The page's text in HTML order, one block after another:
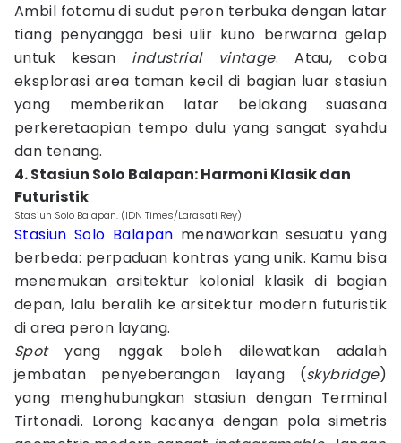
Ambil fotomu di sudut peron terbuka dengan latar
tiang penyangga besi ulir kuno berwarna gelap
untuk kesan industrial vintage. Atau, coba
eksplorasi area taman kecil di bagian luar stasiun
yang memberikan latar belakang suasana
perkeretaapian tempo dulu yang sangat syahdu
dan tenang.
4. Stasiun Solo Balapan: Harmoni Klasik dan
Futuristik
Stasiun Solo Balapan. (IDN Times/Larasati Rey)
Stasiun Solo Balapan menawarkan sesuatu yang
berbeda: perpaduan kontras yang unik. Kamu bisa
menemukan arsitektur kolonial klasik di bagian
depan, lalu beralih ke arsitektur modern futuristik
di area peron layang.
Spotyang nggak boleh dilewatkan adalah
jembatan penyeberangan layang (skybridge)
yang menghubungkan stasiun dengan Terminal
Tirtonadi. Lorong kacanya dengan pola simetris